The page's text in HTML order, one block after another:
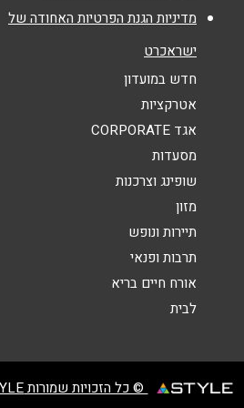
אנא חזרו אלי בקשר ל...
הודעה
מדיניות הגנת הפרטיות האחודה של
ישראכרט
חדש במועדון
אטרקציות
אגד CORPORATE
מסעדות
שופינג וצרכנות
מזון
תיירות ונופש
תרבות ופנאי
אורח חיים בריא
לבית
© כל הזכויות שמורות STYLE ניהול מועדוני לקוחות